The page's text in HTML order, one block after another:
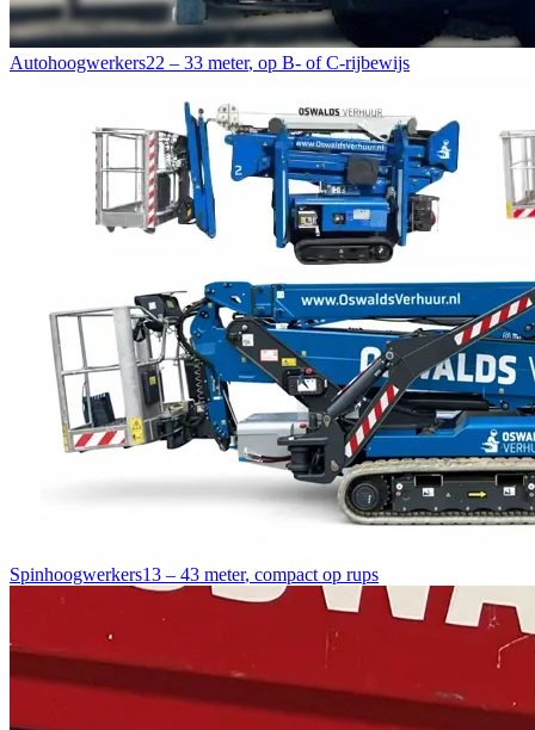
Autohoogwerkers22 – 33 meter, op B- of C-rijbewijs
Spinhoogwerkers13 – 43 meter, compact op rups